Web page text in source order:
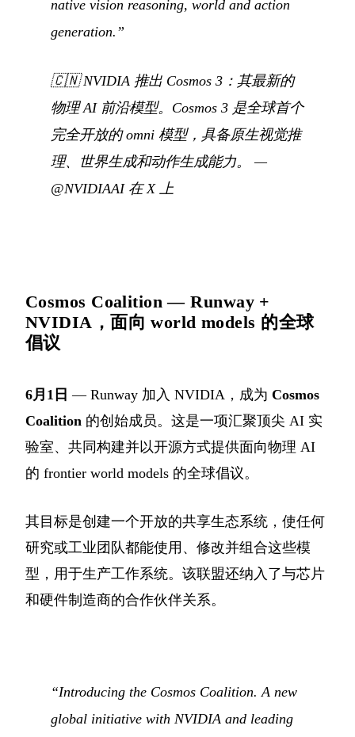
native vision reasoning, world and action
generation.”
🇨🇳NVIDIA 推出 Cosmos 3：其最新的
物理 AI 前沿模型。Cosmos 3 是全球首个
完全开放的 omni 模型，具备原生视觉推
理、世界生成和动作生成能力。
—
@NVIDIAAI 在 X 上
Cosmos Coalition — Runway +
NVIDIA，面向 world models 的全球
倡议
6月1日 — Runway 加入 NVIDIA，成为 Cosmos
Coalition 的创始成员。这是一项汇聚顶尖 AI 实
验室、共同构建并以开源方式提供面向物理 AI
的 frontier world models 的全球倡议。
其目标是创建一个开放的共享生态系统，使任何
研究或工业团队都能使用、修改并组合这些模
型，用于生产工作系统。该联盟还纳入了与芯片
和硬件制造商的合作伙伴关系。
“Introducing the Cosmos Coalition. A new
global initiative with NVIDIA and leading